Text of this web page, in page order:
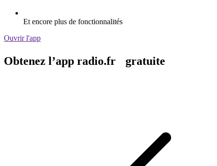
Et encore plus de fonctionnalités
Ouvrir l'app
Obtenez l’app radio.fr gratuite